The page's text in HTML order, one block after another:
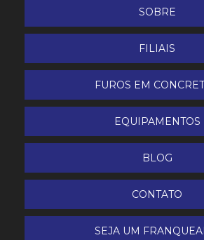
SOBRE
FILIAIS
FUROS EM
EQUIPAMENTOS
BLOG
CONTATO
SEJA UM